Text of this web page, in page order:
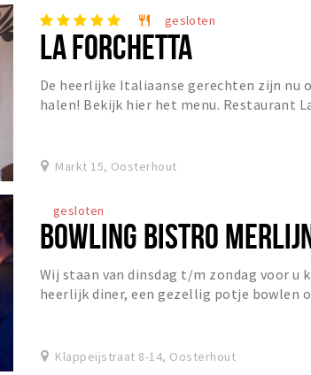
restaurant gesloten
LA FORCHETTA
De heerlijke Italiaanse gerechten zijn nu
halen! Bekijk hier het menu. Restaurant
Markt 15, Oosterhout
gesloten
BOWLING BISTRO
Wij staan van dinsdag t/m zondag voor u
heerlijk diner, een gezellig potje bowlen
Klappeijstraat 8-14, Oosterhout